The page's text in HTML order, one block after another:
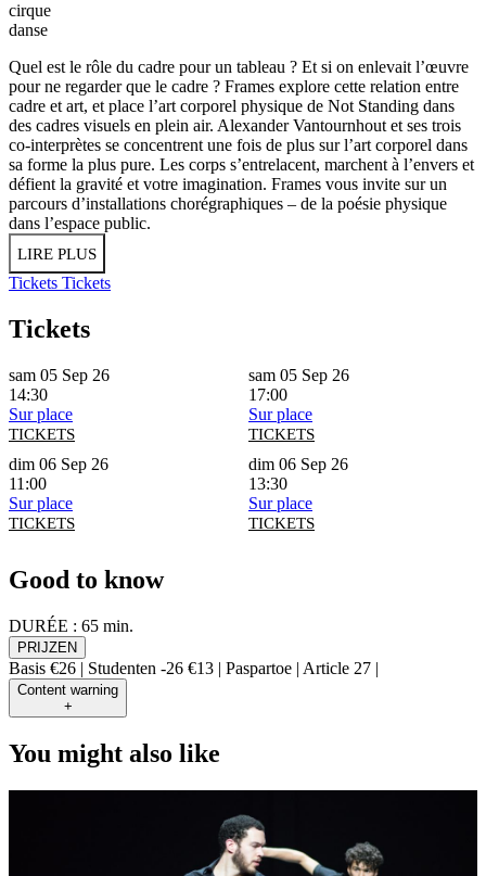
cirque
danse
Quel est le rôle du cadre pour un tableau ? Et si on enlevait l’œuvre
pour ne regarder que le cadre ? Frames explore cette relation entre
cadre et art, et place l’art corporel physique de Not Standing dans
des cadres visuels en plein air. Alexander Vantournhout et ses trois
co-interprètes se concentrent une fois de plus sur l’art corporel dans
sa forme la plus pure. Les corps s’entrelacent, marchent à l’envers et
défient la gravité et votre imagination. Frames vous invite sur un
parcours d’installations chorégraphiques – de la poésie physique
dans l’espace public.
LIRE PLUS
Tickets Tickets
Tickets
sam 05 Sep 26
14:30
Sur place
TICKETS
sam 05 Sep 26
17:00
Sur place
TICKETS
dim 06 Sep 26
11:00
Sur place
TICKETS
dim 06 Sep 26
13:30
Sur place
TICKETS
Good to know
DURÉE : 65 min.
PRIJZEN
Basis €26 | Studenten -26 €13 | Paspartoe | Article 27 |
Content warning
+
You might also like